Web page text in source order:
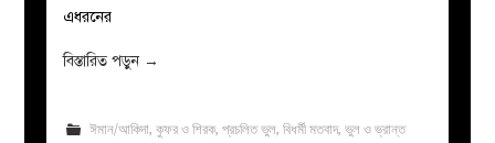
এধরনের
বিস্তারিত পড়ুন →
ঈমান/আকিদা, কুফর ও শিরক, প্রচলিত ভুল, বিধর্মী মতবাদ, ভুল ও ভ্রান্ত